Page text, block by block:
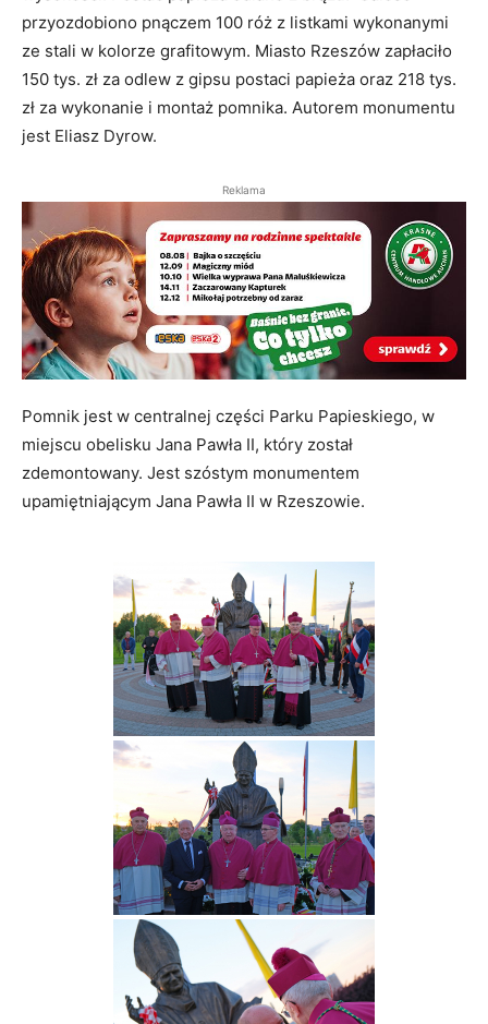
przyozdobiono pnączem 100 róż z listkami wykonanymi
ze stali w kolorze grafitowym. Miasto Rzeszów zapłaciło
150 tys. zł za odlew z gipsu postaci papieża oraz 218 tys.
zł za wykonanie i montaż pomnika. Autorem monumentu
jest Eliasz Dyrow.
Reklama
Pomnik jest w centralnej części Parku Papieskiego, w
miejscu obelisku Jana Pawła II, który został
zdemontowany. Jest szóstym monumentem
upamiętniającym Jana Pawła II w Rzeszowie.